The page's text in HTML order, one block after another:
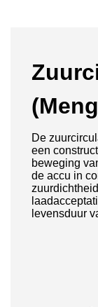
De
een
beweging
de accu in
levensduur